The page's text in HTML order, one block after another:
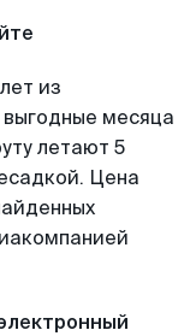
из
месяца
летают 5
Цена